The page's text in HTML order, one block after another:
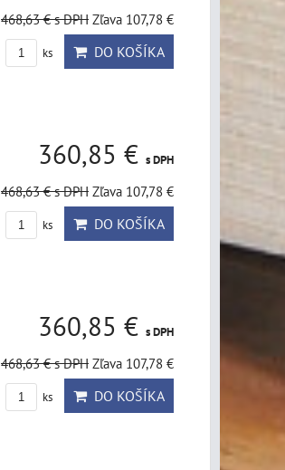
468,63 €s DPH Zľava 107,78 €
ks DO KOŠÍKA
360,85 € s DPH
468,63 €s DPH Zľava 107,78 €
ks DO KOŠÍKA
360,85 € s DPH
468,63 €s DPH Zľava 107,78 €
ks DO KOŠÍKA